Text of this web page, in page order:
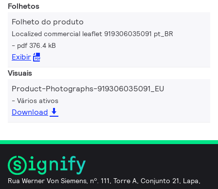
Folhetos
Folheto do produto
Localized commercial leaflet 919306035091 pt_BR
pdf 376.4 kB
Exibir
Visuais
Product-Photographs-919306035091_EU
Vários ativos
Download
Rua Werner Von Siemens, nº. 111, Torre A, Conjunto 21, Lapa,